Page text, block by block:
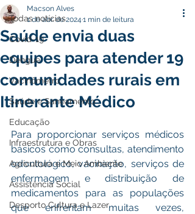
Todas notícias
Covid-19
Dengue
Vacinômetro
Saúde e Saneamento
Educação
Infraestrutura e Obras
Agricultura e Meio Ambiente
Assistência Social
Desporto Cultura e Lazer
Saúde envia duas
equipes para atender 19
comunidades rurais em
Itinerante Médico
Macson Alves
1 de abr. de 2024 1 min de leitura
Para proporcionar serviços médicos
básicos como consultas, atendimento
odontológico, vacinação, serviços de
enfermagem e distribuição de
medicamentos para as populações
que enfrentam muitas vezes,